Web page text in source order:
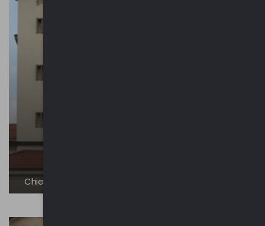
Chiesa dei Santi Pietro e Paolo